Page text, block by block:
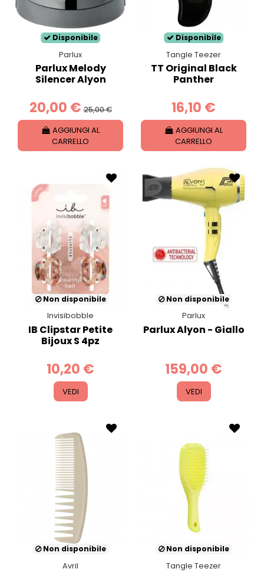
Disponibile
Parlux
Parlux Melody
Silencer Alyon
20,00 € 25,00 €
AGGIUNGI AL
CARRELLO
Disponibile
Tangle Teezer
TT Original Black
Panther
16,10 €
AGGIUNGI AL
CARRELLO
Non disponibile
Invisibobble
IB Clipstar Petite
Bijoux S 4pz
10,20 €
VEDI
Non disponibile
Parlux
Parlux Alyon - Giallo
159,00 €
VEDI
Non disponibile
Avril
Non disponibile
Tangle Teezer